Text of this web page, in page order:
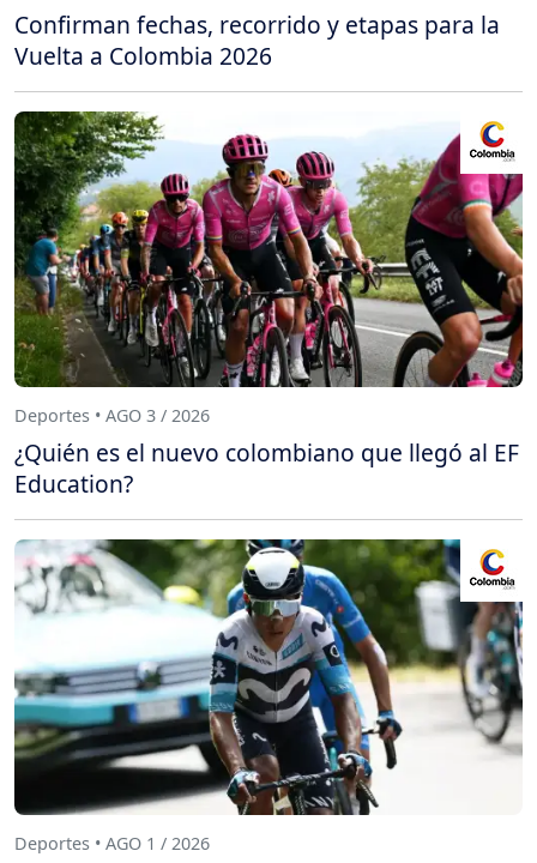
Confirman fechas, recorrido y etapas para la
Vuelta a Colombia 2026
Deportes • AGO 3 / 2026
¿Quién es el nuevo colombiano que llegó al EF
Education?
Deportes • AGO 1 / 2026